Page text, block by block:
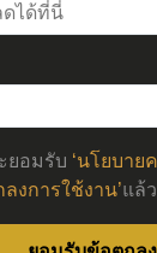
ยอมรับ ‘นโยบาย
ลงการใช้งาน’แล้ว